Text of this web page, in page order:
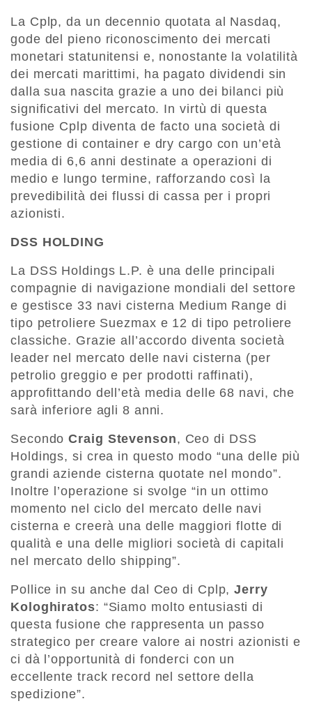
La Cplp, da un decennio quotata al Nasdaq,
gode del pieno riconoscimento dei mercati
monetari statunitensi e, nonostante la volatilità
dei mercati marittimi, ha pagato dividendi sin
dalla sua nascita grazie a uno dei bilanci più
significativi del mercato. In virtù di questa
fusione Cplp diventa de facto una società di
gestione di container e dry cargo con un’età
media di 6,6 anni destinate a operazioni di
medio e lungo termine, rafforzando così la
prevedibilità dei flussi di cassa per i propri
azionisti.
DSS HOLDING
La DSS Holdings L.P. è una delle principali
compagnie di navigazione mondiali del settore
e gestisce 33 navi cisterna Medium Range di
tipo petroliere Suezmax e 12 di tipo petroliere
classiche. Grazie all’accordo diventa società
leader nel mercato delle navi cisterna (per
petrolio greggio e per prodotti raffinati),
approfittando dell’età media delle 68 navi, che
sarà inferiore agli 8 anni.
SecondoCraig Stevenson, Ceo di DSS
Holdings, si crea in questo modo “una delle più
grandi aziende cisterna quotate nel mondo”.
Inoltre l’operazione si svolge “in un ottimo
momento nel ciclo del mercato delle navi
cisterna e creerà una delle maggiori flotte di
qualità e una delle migliori società di capitali
nel mercato dello shipping”.
Pollice in su anche dal Ceo di Cplp,Jerry
Kologhiratos: “Siamo molto entusiasti di
questa fusione che rappresenta un passo
strategico per creare valore ai nostri azionisti e
ci dà l’opportunità di fonderci con un
eccellente track record nel settore della
spedizione”.